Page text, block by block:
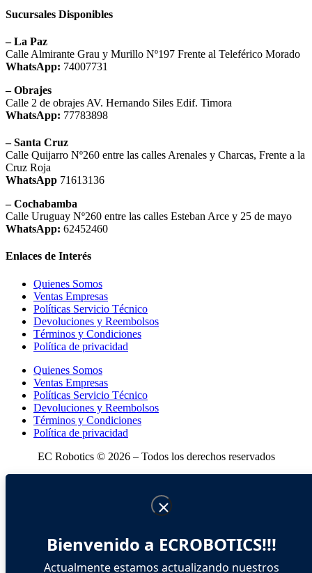
Sucursales Disponibles
– La Paz
Calle Almirante Grau y Murillo Nº197 Frente al Teleférico Morado
WhatsApp: 74007731
– Obrajes
Calle 2 de obrajes AV. Hernando Siles Edif. Timora
WhatsApp: 77783898
– Santa Cruz
Calle Quijarro Nº260 entre las calles Arenales y Charcas, Frente a la
Cruz Roja
WhatsApp 71613136
– Cochabamba
Calle Uruguay Nº260 entre las calles Esteban Arce y 25 de mayo
WhatsApp: 62452460
Enlaces de Interés
Quienes Somos
Ventas Empresas
Políticas Servicio Técnico
Devoluciones y Reembolsos
Términos y Condiciones
Política de privacidad
Quienes Somos
Ventas Empresas
Políticas Servicio Técnico
Devoluciones y Reembolsos
Términos y Condiciones
Política de privacidad
EC Robotics © 2026 – Todos los derechos reservados
Bienvenido a ECROBOTICS!!!
Actualmente estamos actualizando nuestros